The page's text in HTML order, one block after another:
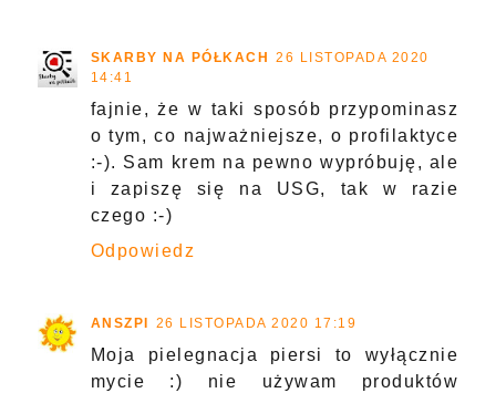
SKARBY NA PÓŁKACH
26 LISTOPADA 2020
14:41
fajnie, że w taki sposób przypominasz
o tym, co najważniejsze, o profilaktyce
:-). Sam krem na pewno wypróbuję, ale
i zapiszę się na USG, tak w razie
czego :-)
Odpowiedz
ANSZPI 26 LISTOPADA 2020 17:19
Moja pielegnacja piersi to wyłącznie
mycie :) nie używam produktów